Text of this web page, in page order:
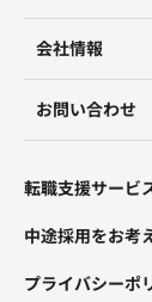
会社情報
お問い合わせ
転職支援サービ
中途採用をお考
プライバシーポ